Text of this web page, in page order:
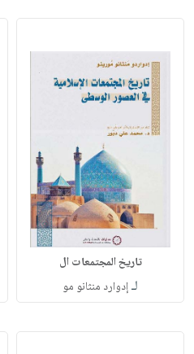
تاريخ المجتمعات ال
لـإدوارد منثانو مو